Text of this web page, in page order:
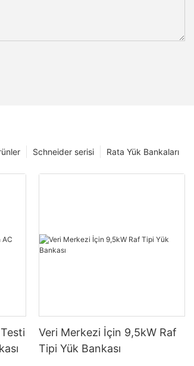
Rata Yük Bankaları
Schneider serisi
Veri Merkezi İçin 9,5kW Raf
Tipi Yük Bankası